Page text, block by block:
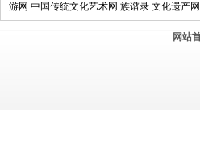
游网 中国传统文化艺术网 族谱录 文化遗产网
网站